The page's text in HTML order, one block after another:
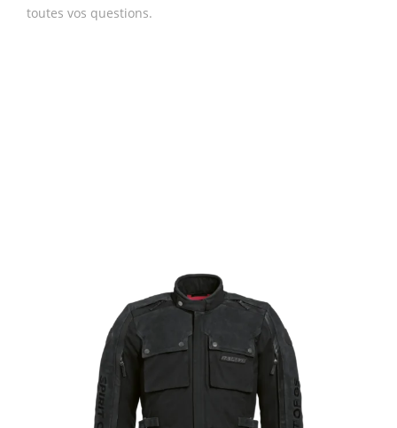
toutes vos questions.